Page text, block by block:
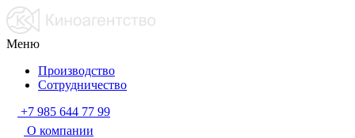
Меню
Производство
Сотрудничество
+7 985 644 77 99
О компании